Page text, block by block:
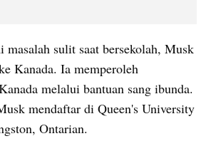
masalah sulit saat bersekolah, Musk
Kanada. Ia memperoleh
melalui bantuan sang ibunda.
mendaftar di Queen's University
Ontarian.